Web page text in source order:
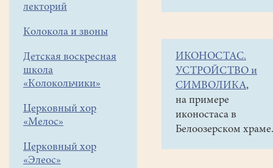
лекторий
Колокола и звоны
Детская воскресная
школа
«Колокольчики»
Церковный хор
«Мелос»
Церковный хор
«Элеос»
трудился
августа
территории
храма!
ИКОНОСТАС.
УСТРОЙСТВО и
СИМВОЛИКА,
на примере
иконостаса в
Белоозерском храме.